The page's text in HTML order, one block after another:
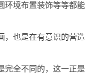
环境布置装饰等等都能
，也是在有意识的营造
完全不同的，这一正是